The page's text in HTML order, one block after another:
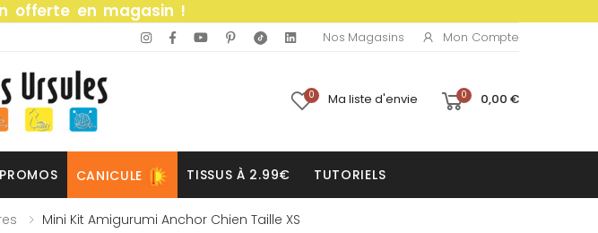
offerte en magasin !
Nos Magasins Mon Compte
0 Ma liste d'envie 0 0,00 €
PROMOS CANICULE TISSUS À 2.99€ TUTORIELS
Mini Kit Amigurumi Anchor Chien Taille XS